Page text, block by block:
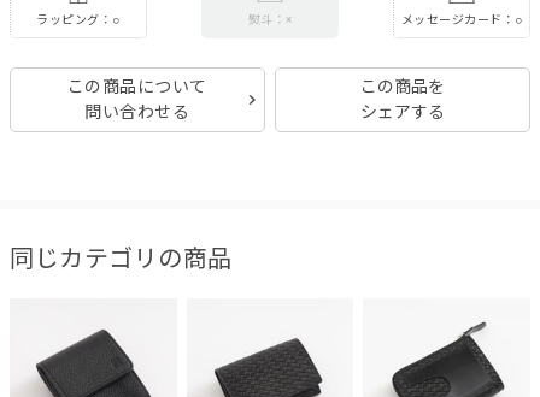
ラッピング：○ 熨斗：× メッセージカード：○
この商品について
問い合わせる
この商品を
シェアする
同じカテゴリの商品